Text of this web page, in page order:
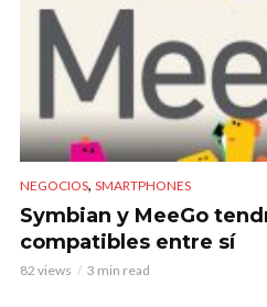
NEGOCIOS, SMARTPHONES
Symbian y MeeGo
compatibles entre sí
82 views 3 min read